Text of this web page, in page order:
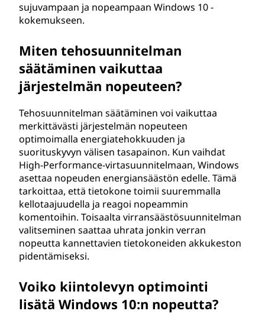
sujuvampaan ja nopeampaan Windows 10 -
kokemukseen.
Miten tehosuunnitelman
säätäminen vaikuttaa
järjestelmän nopeuteen?
Tehosuunnitelman säätäminen voi vaikuttaa
merkittävästi järjestelmän nopeuteen
optimoimalla energiatehokkuuden ja
suorituskyvyn välisen tasapainon. Kun vaihdat
High-Performance-virtasuunnitelmaan, Windows
asettaa nopeuden energiansäästön edelle. Tämä
tarkoittaa, että tietokone toimii suuremmalla
kellotaajuudella ja reagoi nopeammin
komentoihin. Toisaalta virransäästösuunnitelman
valitseminen saattaa uhrata jonkin verran
nopeutta kannettavien tietokoneiden akkukeston
pidentämiseksi.
Voiko kiintolevyn optimointi
lisätä Windows 10:n nopeutta?